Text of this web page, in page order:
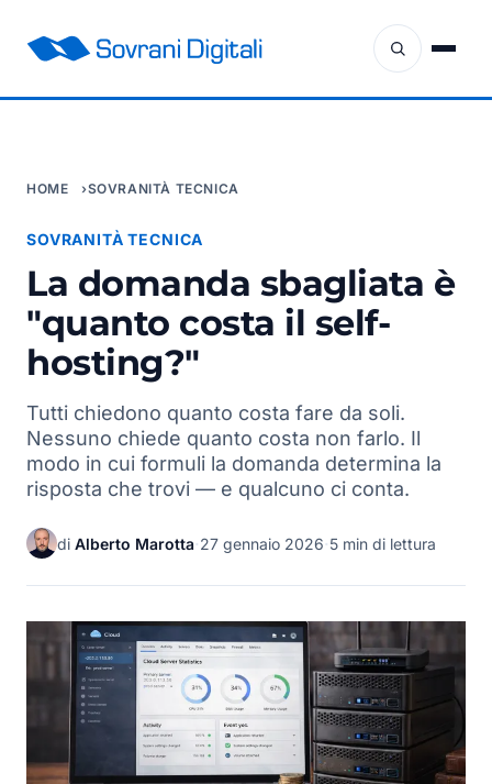
HOME SOVRANITÀ TECNICA
SOVRANITÀ TECNICA
La domanda sbagliata è
"quanto costa il self-
hosting?"
Tutti chiedono quanto costa fare da soli.
Nessuno chiede quanto costa non farlo. Il
modo in cui formuli la domanda determina la
risposta che trovi — e qualcuno ci conta.
di Alberto Marotta·27 gennaio 2026·5 min di lettura